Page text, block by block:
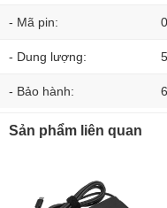
- Mã pin:
- Dung lượng:
- Bảo hành:
Sản phẩm liên quan